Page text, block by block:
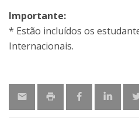
Importante:
* Estão incluídos os
Internacionais.